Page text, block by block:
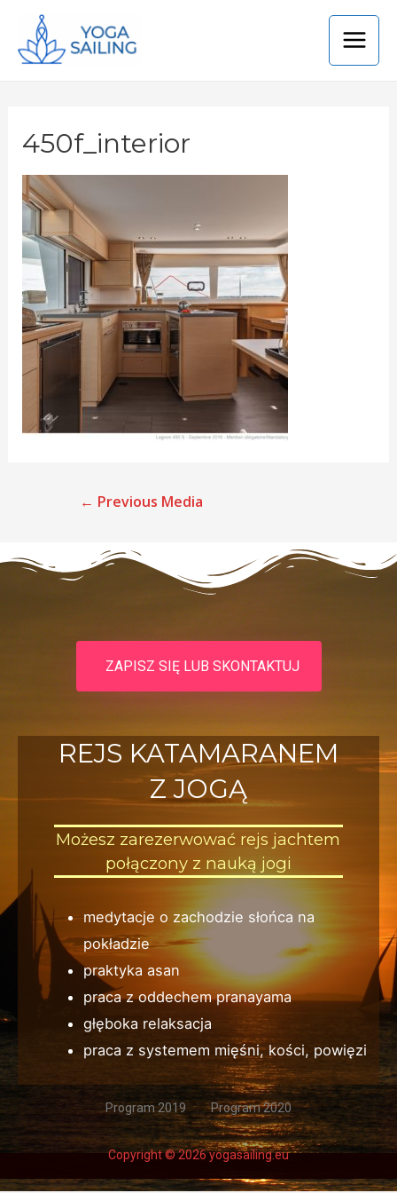
450f_interior
← Previous Media
REJS KATAMARANEM
Z JOGĄ
Możesz zarezerwować rejs jachtem
połączony z nauką jogi
medytacje o zachodzie słońca na
pokładzie
praktyka asan
praca z oddechem pranayama
głęboka relaksacja
praca z systemem mięśni, kości, powięzi
ZAPISZ SIĘ LUB SKONTAKTUJ
Copyright © 2026 yogasailing.eu
Program 2019 Program 2020